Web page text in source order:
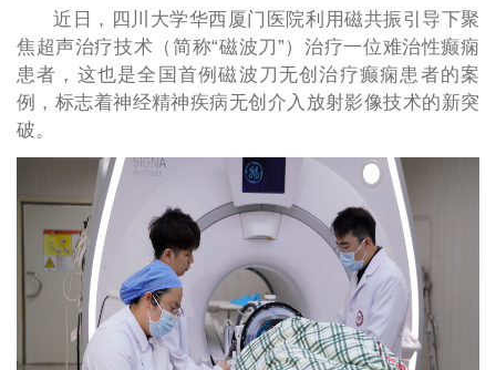
近日，四川大学华西厦门医院利用磁共振引导下聚
焦超声治疗技术（简称“磁波刀”）治疗一位难治性癫痫
患者，这也是全国首例磁波刀无创治疗癫痫患者的案
例，标志着神经精神疾病无创介入放射影像技术的新突
破。